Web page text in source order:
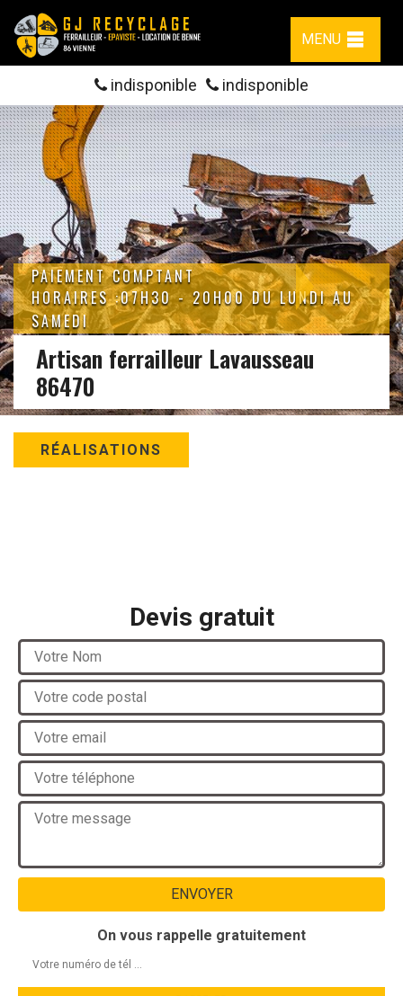
MENU
indisponible indisponible
PAIEMENT COMPTANT
HORAIRES :07H30 - 20H00 DU LUNDI AU
SAMEDI
Artisan ferrailleur Lavausseau
86470
RÉALISATIONS
Devis gratuit
On vous rappelle gratuitement